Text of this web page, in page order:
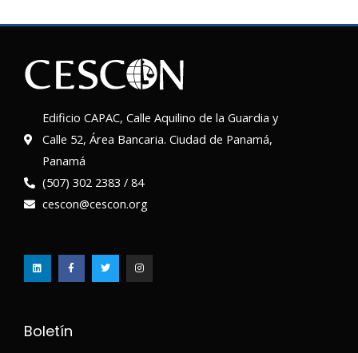
Edificio CAPAC, Calle Aquilino de la Guardia y
Calle 52, Área Bancaria. Ciudad de Panamá,
Panamá
(507) 302 2383 / 84
cescon@cescon.org
n
k
e
d
c
e
b
o
i
t
t
e
s
t
a
g
Boletín